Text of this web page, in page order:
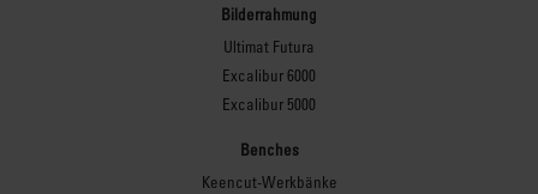
Bilderrahmung
Ultimat Futura
Excalibur 6000
Excalibur 5000
Benches
Keencut-Werkbänke